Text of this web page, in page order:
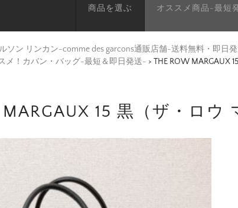
商品を選ぶ オススメ商品-最短
ソン リンカン-comme des garcons通販店舗-送料無料・即日
メ！カバン・バッグ-最短＆即日発送- > THE ROW MARGAUX
15 黒（ザ・ロ